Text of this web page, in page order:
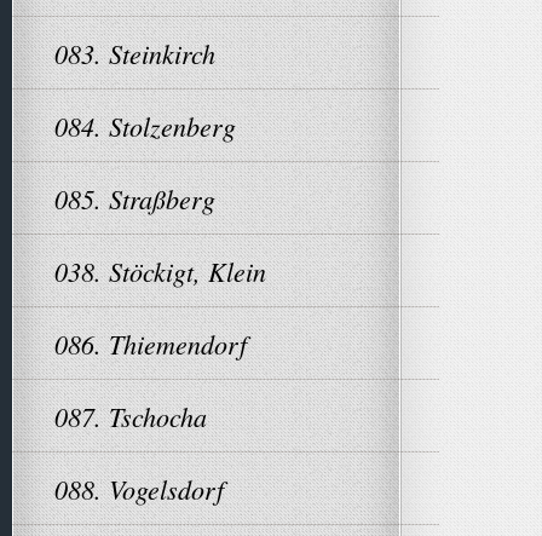
083. Steinkirch
084. Stolzenberg
085. Straßberg
038. Stöckigt, Klein
086. Thiemendorf
087. Tschocha
088. Vogelsdorf